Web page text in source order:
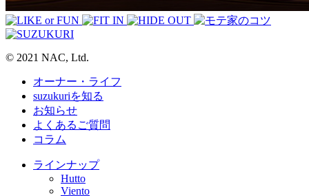
© 2021 NAC, Ltd.
オーナー・ライフ
suzukuriを知る
お知らせ
よくあるご質問
コラム
ラインナップ
Hutto
Viento